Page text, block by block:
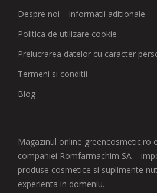
Despre noi – informatii aditionale
Politica de utilizare cookie
Prelucrarea datelor cu caracter
Termeni si conditii
Blog
Magazinul online greencosmetic.ro
companiei Romfarmachim SA –
produse cosmetice si suplimente
experienta in domeniu.